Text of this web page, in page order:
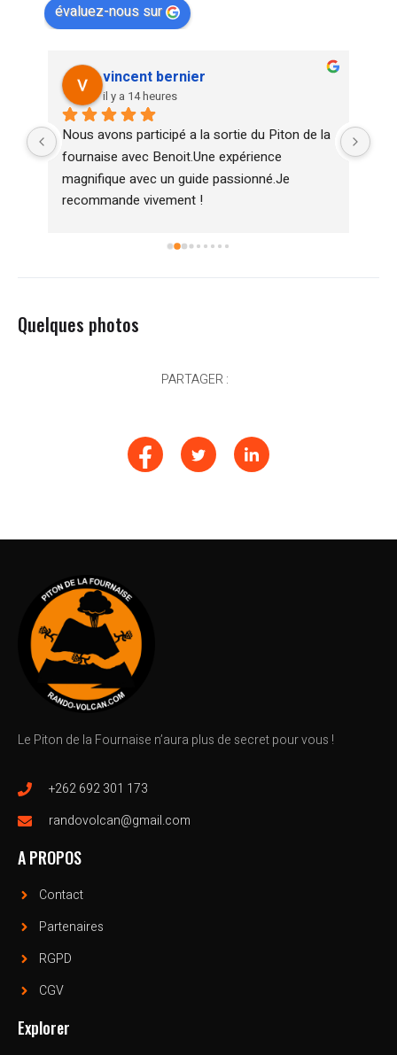
évaluez-nous sur
vincent bernier
il y a 14 heures
Nous avons participé a la sortie du Piton de la
fournaise avec Benoit.Une expérience
magnifique avec un guide passionné.Je
recommande vivement !
Quelques photos
PARTAGER :
Le Piton de la Fournaise n’aura plus de secret pour vous !
+262 692 301 173
randovolcan@gmail.com
A PROPOS
Contact
Partenaires
RGPD
CGV
Explorer